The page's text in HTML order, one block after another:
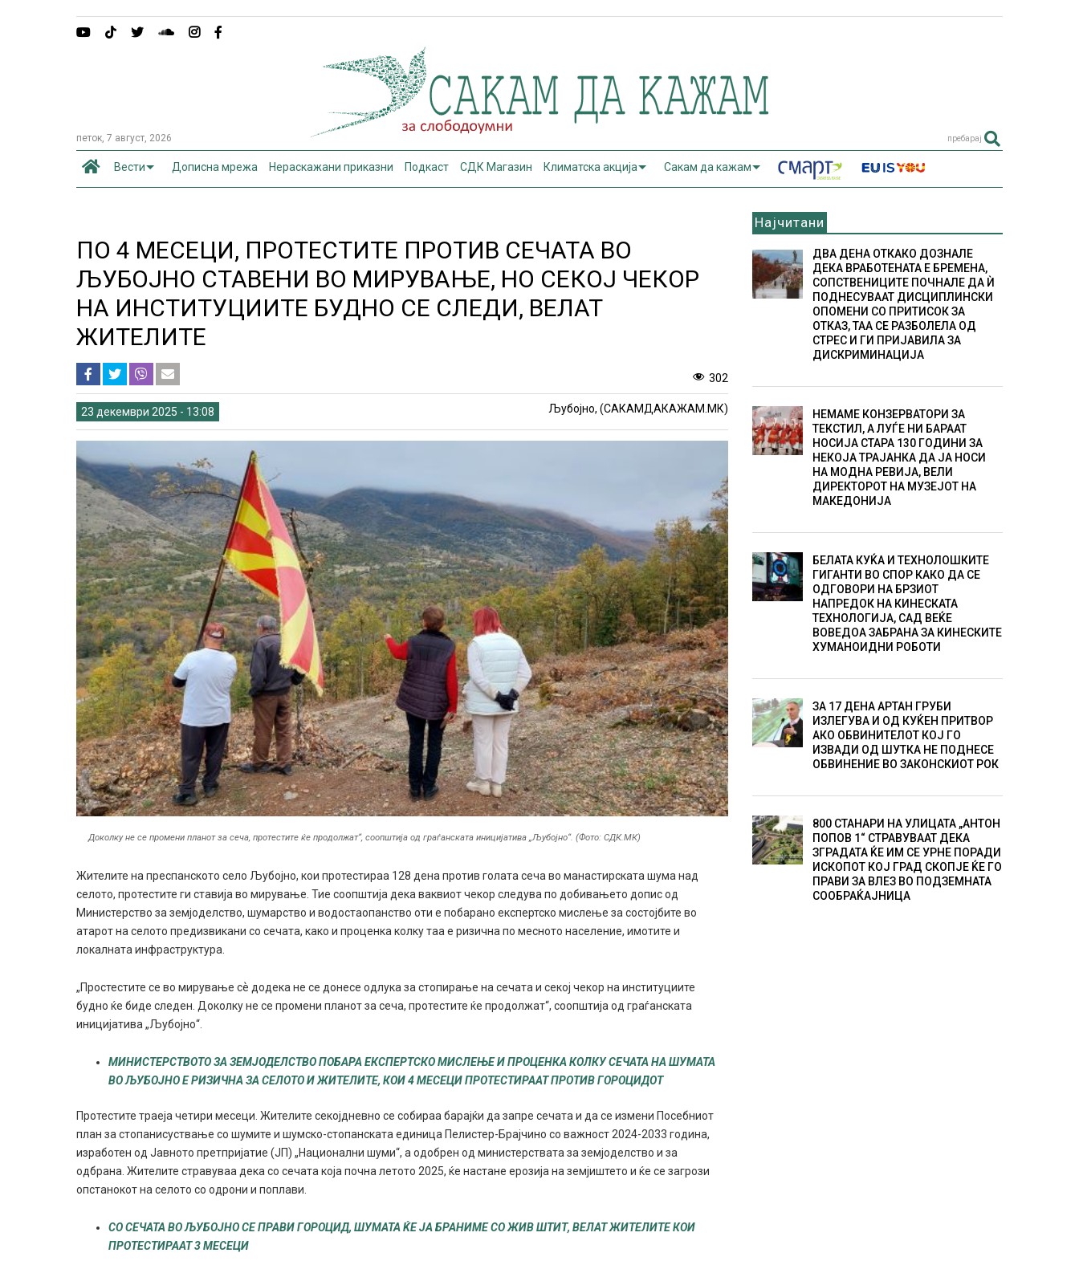
петок, 7 август, 2026 пребарај
Вести Дописна мрежа Нераскажани приказни Подкаст СДК Магазин Климатска акција Сакам да кажам
ПО 4 МЕСЕЦИ, ПРОТЕСТИТЕ ПРОТИВ СЕЧАТА ВО
ЉУБОЈНО СТАВЕНИ ВО МИРУВАЊЕ, НО СЕКОЈ ЧЕКОР
НА ИНСТИТУЦИИТЕ БУДНО СЕ СЛЕДИ, ВЕЛАТ
ЖИТЕЛИТЕ
302
23 декември 2025 - 13:08 Љубојно, (САКАМДАКАЖАМ.МК)
Доколку не се промени планот за сеча, протестите ќе продолжат“, соопштија од граѓанскaта иницијатива „Љубојно“. (Фото: СДК.МК)
Жителите на преспанското село Љубојно, кои протестираа 128 дена против голата сеча во манастирската шума над
селото, протестите ги ставија во мирување. Тие соопштија дека ваквиот чекор следува по добивањето допис од
Министерство за земјоделство, шумарство и водостаопанство оти е побарано експертско мислење за состојбите во
атарот на селото предизвикани со сечата, како и проценка колку таа е ризична по месното население, имотите и
локалната инфраструктура.
„Простестите се во мирување сѐ додека не се донесе одлука за стопирање на сечата и секој чекор на институциите
будно ќе биде следен. Доколку не се промени планот за сеча, протестите ќе продолжат“, соопштија од граѓанскaта
иницијатива „Љубојно“.
МИНИСТЕРСТВОТО ЗА ЗЕМЈОДЕЛСТВО ПОБАРА ЕКСПЕРТСКО МИСЛЕЊЕ И ПРОЦЕНКА КОЛКУ СЕЧАТА НА ШУМАТА
ВО ЉУБОЈНО Е РИЗИЧНА ЗА СЕЛОТО И ЖИТЕЛИТЕ, КОИ 4 МЕСЕЦИ ПРОТЕСТИРААТ ПРОТИВ ГОРОЦИДОТ
Протестите траеја четири месеци. Жителите секојдневно се собираа барајќи да запре сечата и да се измени Посебниот
план за стопанисуствање со шумите и шумско-стопанската единица Пелистер-Брајчино со важност 2024-2033 година,
изработен од Јавното претпријатие (ЈП) „Национални шуми“, а одобрен од министерствата за земјоделство и за
одбрана. Жителите стравуваа дека со сечата која почна летото 2025, ќе настане ерозија на земјиштето и ќе се загрози
опстанокот на селото со одрони и поплави.
СО СЕЧАТА ВО ЉУБОЈНО СЕ ПРАВИ ГОРОЦИД, ШУМАТА ЌЕ ЈА БРАНИМЕ СО ЖИВ ШТИТ, ВЕЛАТ ЖИТЕЛИТЕ КОИ
ПРОТЕСТИРААТ 3 МЕСЕЦИ
Најчитани
ДВА ДЕНА ОТКАКО ДОЗНАЛЕ
ДЕКА ВРАБОТЕНАТА Е БРЕМЕНА,
СОПСТВЕНИЦИТЕ ПОЧНАЛЕ ДА Ѝ
ПОДНЕСУВААТ ДИСЦИПЛИНСКИ
ОПОМЕНИ СО ПРИТИСОК ЗА
ОТКАЗ, ТАА СЕ РАЗБОЛЕЛА ОД
СТРЕС И ГИ ПРИЈАВИЛА ЗА
ДИСКРИМИНАЦИЈА
НЕМАМЕ КОНЗЕРВАТОРИ ЗА
ТЕКСТИЛ, А ЛУЃЕ НИ БАРААТ
НОСИЈА СТАРА 130 ГОДИНИ ЗА
НЕКОЈА ТРАЈАНКА ДА ЈА НОСИ
НА МОДНА РЕВИЈА, ВЕЛИ
ДИРЕКТОРОТ НА МУЗЕЈОТ НА
МАКЕДОНИЈА
БЕЛАТА КУЌА И ТЕХНОЛОШКИТЕ
ГИГАНТИ ВО СПОР КАКО ДА СЕ
ОДГОВОРИ НА БРЗИОТ
НАПРЕДОК НА КИНЕСКАТА
ТЕХНОЛОГИЈА, САД ВЕЌЕ
ВОВЕДОА ЗАБРАНА ЗА КИНЕСКИТЕ
ХУМАНОИДНИ РОБОТИ
ЗА 17 ДЕНА АРТАН ГРУБИ
ИЗЛЕГУВА И ОД КУЌЕН ПРИТВОР
АКО ОБВИНИТЕЛОТ КОЈ ГО
ИЗВАДИ ОД ШУТКА НЕ ПОДНЕСЕ
ОБВИНЕНИЕ ВО ЗАКОНСКИОТ РОК
800 СТАНАРИ НА УЛИЦАТА „АНТОН
ПОПОВ 1“ СТРАВУВААТ ДЕКА
ЗГРАДАТА ЌЕ ИМ СЕ УРНЕ ПОРАДИ
ИСКОПОТ КОЈ ГРАД СКОПЈЕ ЌЕ ГО
ПРАВИ ЗА ВЛЕЗ ВО ПОДЗЕМНАТА
СООБРАЌАЈНИЦА